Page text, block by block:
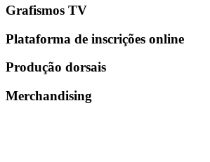
Grafismos TV
Plataforma de inscrições online
Produção dorsais
Merchandising